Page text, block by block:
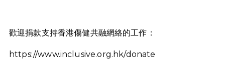
歡迎捐款支持香港傷健共融網絡的工作：
https://www.inclusive.org.hk/donate